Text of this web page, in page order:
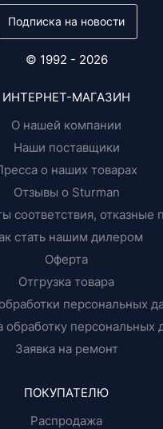
Подписка на новости
© 1992 - 2026
ИНТЕРНЕТ-МАГАЗИН
О нашей компании
Наши поставщики
о наших товарах
Отзывы о Sturman
соответствия, отказные
стать нашим дилером
Оферта
Отгрузка товара
персональных
обработку персональных
Заявка на ремонт
ПОКУПАТЕЛЮ
Распродажа